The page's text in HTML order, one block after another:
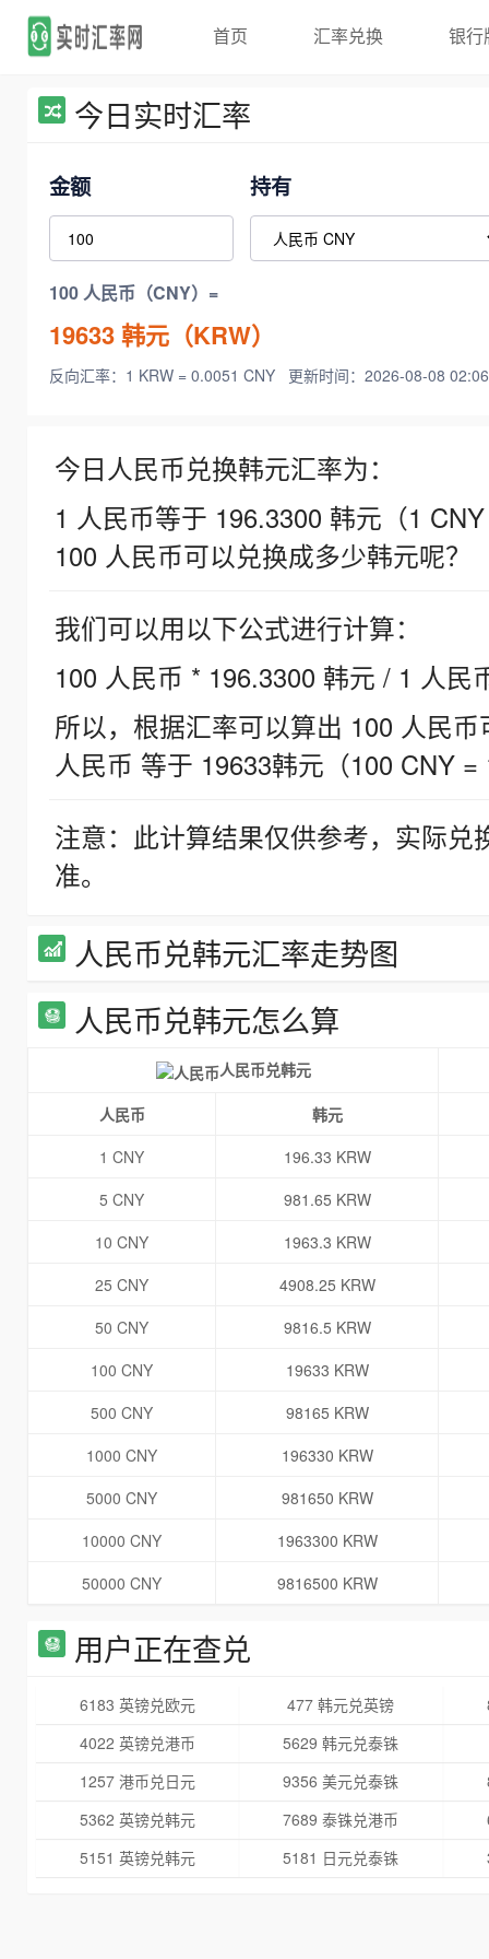
首页 汇率兑换 银行
今日实时汇率
金额 持有
100 人民币（CNY）=
19633韩元（KRW）
反向汇率：1 KRW = 0.0051 CNY 更新时间：2026-08-08
今日人民币兑换韩元汇率为：
1 人民币等于 196.3300 韩元（1
100 人民币可以兑换成多少韩元呢？
我们可以用以下公式进行计算：
100 人民币 * 196.3300 韩元 / 1 人民
所以，根据汇率可以算出 100 人民
人民币 等于 19633韩元（100 CNY =
注意：此计算结果仅供参考，实际
准。
人民币兑韩元汇率走势图
人民币兑韩元怎么算
人民币兑韩元
人民币
韩元
1 CNY
196.33 KRW
5 CNY
981.65 KRW
10 CNY
1963.3 KRW
25 CNY
4908.25 KRW
50 CNY
9816.5 KRW
100 CNY
19633 KRW
500 CNY
98165 KRW
1000 CNY
196330 KRW
5000 CNY
981650 KRW
10000 CNY
1963300 KRW
50000 CNY
9816500 KRW
用户正在查兑
6183 英镑兑欧元 477 韩元兑英镑
4022 英镑兑港币
5629 韩元兑泰铢
1257 港币兑日元
9356 美元兑泰铢
5362 英镑兑韩元
7689 泰铢兑港币
5151 英镑兑韩元
5181 日元兑泰铢